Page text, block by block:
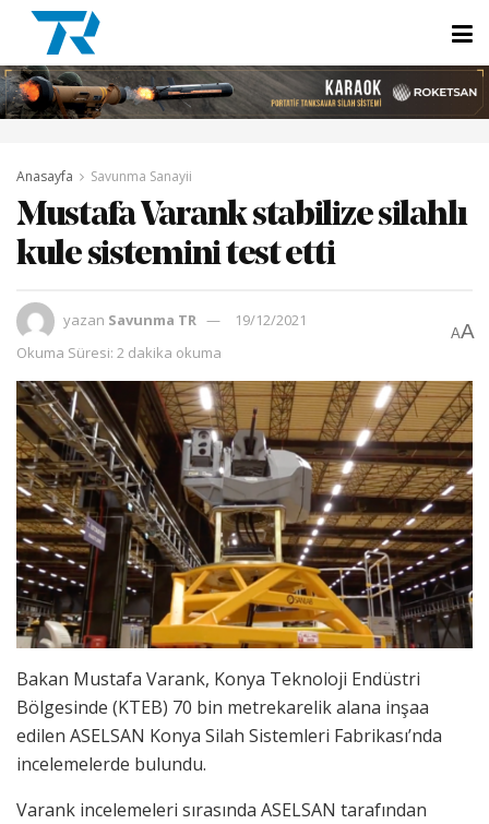
Anasayfa Savunma Sanayii
Mustafa Varank stabilize silahlı
kule sistemini test etti
yazan Savunma TR
19/12/2021
Okuma Süresi: 2 dakika okuma
AA
Bakan Mustafa Varank, Konya Teknoloji Endüstri
Bölgesinde (KTEB) 70 bin metrekarelik alana inşaa
edilen ASELSAN Konya Silah Sistemleri Fabrikası’nda
incelemelerde bulundu.
Varank incelemeleri sırasında ASELSAN tarafından